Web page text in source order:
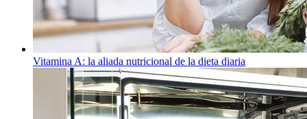
Vitamina A: la aliada nutricional de la dieta diaria